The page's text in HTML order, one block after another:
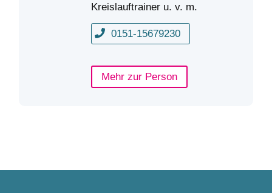
Kreislauftrainer u. v. m.
0151-15679230
Mehr zur Person